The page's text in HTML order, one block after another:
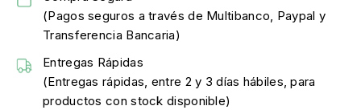
(Pagos seguros a través de Multibanco, Paypal y
Transferencia Bancaria)
Entregas Rápidas
(Entregas rápidas, entre 2 y 3 días hábiles, para
productos con stock disponible)